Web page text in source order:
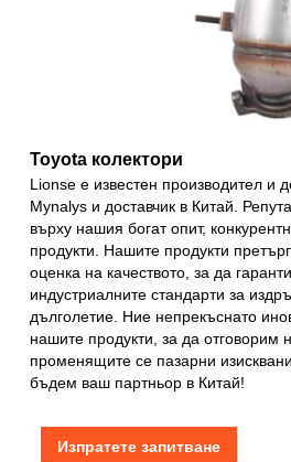
Toyota колектори
Lionse е известен производител и
Mynalys и доставчик в Китай.
върху нашия богат опит,
продукти. Нашите продукти
оценка на качеството, за да
индустриалните стандарти за
дълголетие. Ние непрекъснато
нашите продукти, за да отговорим
променящите се пазарни
бъдем ваш партньор в Китай!
Изпратете запитване